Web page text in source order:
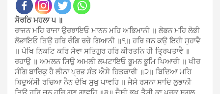
ਸੋਰਠਿ ਮਹਲਾ ੫ ॥
ਰਾਜਨ ਮਹਿ ਰਾਜਾ ਉਰਝਾਇਓ ਮਾਨਨ ਮਹਿ ਅਭਿਮਾਨੀ ॥ ਲੋਭਨ ਮਹਿ ਲੋਭੀ
ਲੋਭਾਇਓ ਤਿਉ ਹਰਿ ਰੰਗਿ ਰਚੇ ਗਿਆਨੀ ॥੧॥ ਹਰਿ ਜਨ ਕਉ ਇਹੀ ਸੁਹਾਵੈ
॥ ਪੇਖਿ ਨਿਕਟਿ ਕਰਿ ਸੇਵਾ ਸਤਿਗੁਰ ਹਰਿ ਕੀਰਤਨਿ ਹੀ ਤ੍ਰਿਪਤਾਵੈ ॥
ਰਹਾਉ ॥ ਅਮਲਨ ਸਿਉ ਅਮਲੀ ਲਪਟਾਇਓ ਭੂਮਨ ਭੂਮਿ ਪਿਆਰੀ ॥ ਖੀਰ
ਸੰਗਿ ਬਾਰਿਕੁ ਹੈ ਲੀਨਾ ਪ੍ਰਭ ਸੰਤ ਐਸੇ ਹਿਤਕਾਰੀ ॥੨॥ ਬਿਦਿਆ ਮਹਿ
ਬਿਦੁਅੰਸੀ ਰਚਿਆ ਨੈਨ ਦੇਖਿ ਸੁਖੁ ਪਾਵਹਿ ॥ ਜੈਸੇ ਰਸਨਾ ਸਾਦਿ ਲੁਭਾਨੀ